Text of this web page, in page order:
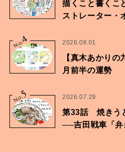
描くこと書くこ
ストレーター・
No.
4 2026.08.01
【真木あかり
月前半の運勢
No.
5 2026.07.29
第33話 焼きう
──吉田戦車「弁